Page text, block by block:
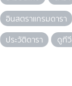
อินสตราแกรมดารา
ประวัติดารา
ดูที